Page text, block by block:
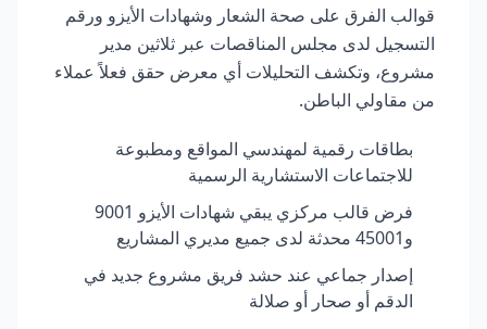
قوالب الفرق على صحة الشعار وشهادات الأيزو ورقم
التسجيل لدى مجلس المناقصات عبر ثلاثين مدير
مشروع، وتكشف التحليلات أي معرض حقق فعلاً عملاء
من مقاولي الباطن.
بطاقات رقمية لمهندسي المواقع ومطبوعة
للاجتماعات الاستشارية الرسمية
فرض قالب مركزي يبقي شهادات الأيزو 9001
و45001 محدثة لدى جميع مديري المشاريع
إصدار جماعي عند حشد فريق مشروع جديد في
الدقم أو صحار أو صلالة